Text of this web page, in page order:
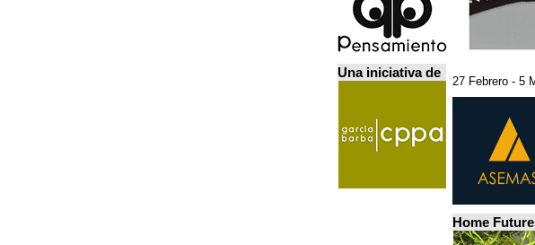
Una iniciativa de
27 Febrero - 5
Home